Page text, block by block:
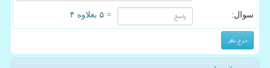
سوال: = ۵ بعلاوه ۴